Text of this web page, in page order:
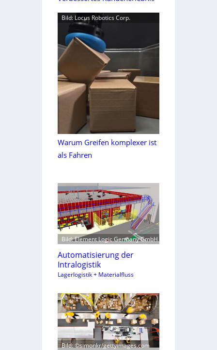
Bild: Locus Robotics Corp.
Warum Greifen komplexer ist
als Fahren
Bild: Element Logic Germany GmbH
Automatisierung der
Intralogistik
Lagerlogistik + Materialfluss
Bild: ©simonkr/gettyimages.com